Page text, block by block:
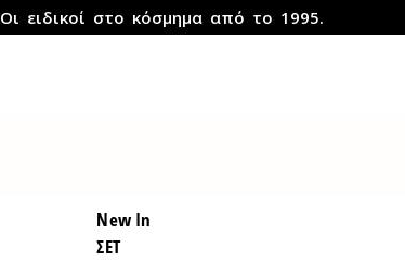
Οι ειδικοί στο κόσμημα από το 1995.
New In
ΣΕΤ